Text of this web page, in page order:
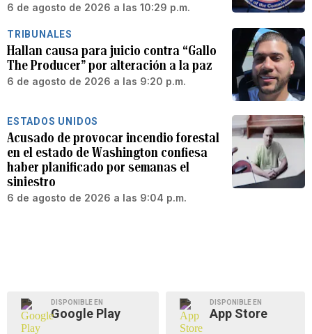
6 de agosto de 2026 a las 10:29 p.m.
TRIBUNALES
Hallan causa para juicio contra “Gallo
The Producer” por alteración a la paz
6 de agosto de 2026 a las 9:20 p.m.
ESTADOS UNIDOS
Acusado de provocar incendio forestal
en el estado de Washington confiesa
haber planificado por semanas el
siniestro
6 de agosto de 2026 a las 9:04 p.m.
DISPONIBLE EN
Google Play
DISPONIBLE EN
App Store